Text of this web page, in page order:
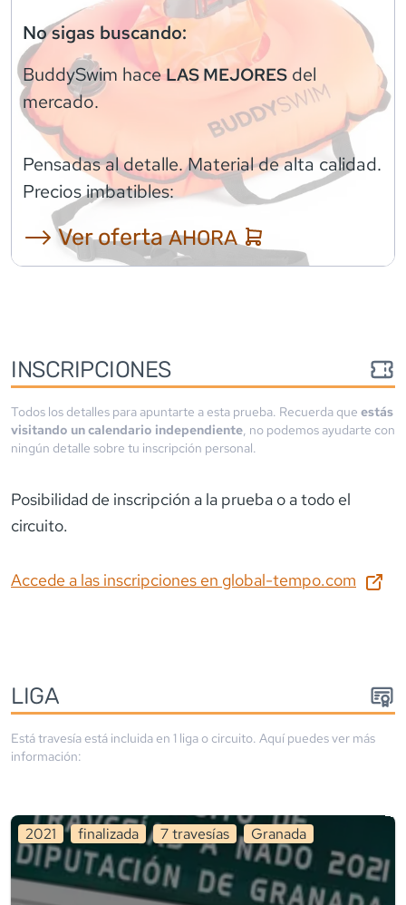
No sigas buscando:
BuddySwim haceLAS MEJORES del
mercado.
Pensadas al detalle. Material de alta calidad.
Precios imbatibles:
⟶ Ver ofertaAHORA
INSCRIPCIONES
Todos los detalles para apuntarte a esta prueba. Recuerda que estás
visitando un calendario independiente, no podemos ayudarte con
ningún detalle sobre tu inscripción personal.
Posibilidad de inscripción a la prueba o a todo el
circuito.
Accede a las inscripciones en global-tempo.com
LIGA
Está travesía está incluida en 1 liga o circuito. Aquí puedes ver más
información:
2021 finalizada 7travesías Granada